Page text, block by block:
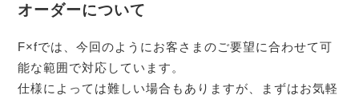
オーダーについて
F×fでは、今回のようにお客さまのご要望に合わせて可
能な範囲で対応しています。
仕様によっては難しい場合もありますが、まずはお気軽